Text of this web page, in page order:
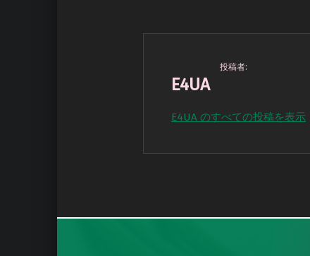
投稿者:
E4UA
E4UA のすべての投稿を表示
Skip back to main navigation
Post navigation